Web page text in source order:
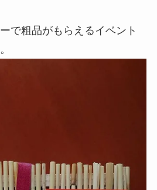
で粗品がもらえるイベント